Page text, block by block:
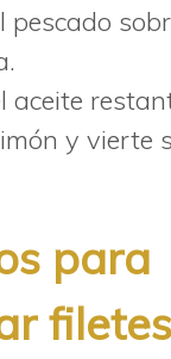
pescado
aceite
y vierte
para